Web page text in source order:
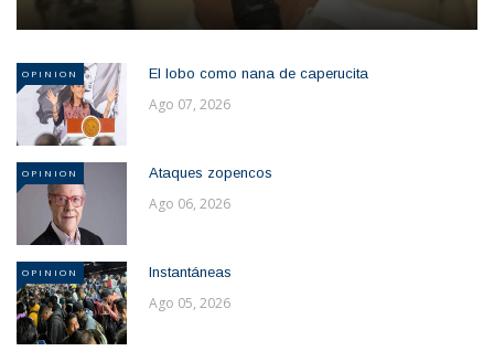
OPINION El lobo como nana de caperucita
Ago 07, 2026
OPINION Ataques zopencos
Ago 06, 2026
OPINION Instantáneas
Ago 05, 2026